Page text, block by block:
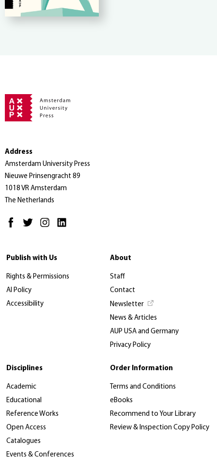
Address
Amsterdam University Press
Nieuwe Prinsengracht 89
1018 VR Amsterdam
The Netherlands
Publish with Us
Rights & Permissions
AI Policy
Accessibility
About
Staff
Contact
Newsletter
News & Articles
AUP USA and Germany
Privacy Policy
Disciplines
Academic
Educational
Reference Works
Open Access
Catalogues
Events & Conferences
Order Information
Terms and Conditions
eBooks
Recommend to Your Library
Review & Inspection Copy Policy